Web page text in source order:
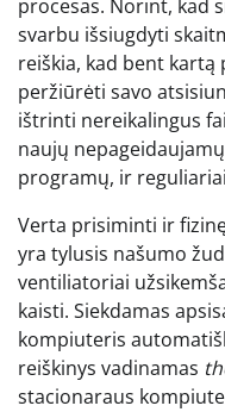
procesas. Norint, kad
svarbu išsiugdyti
reiškia, kad bent
peržiūrėti savo
ištrinti nereikalingus
naujų
programų, ir
Verta prisiminti ir
yra tylusis našumo
ventiliatoriai
kaisti. Siekdamas
kompiuteris
reiškinys vadinamas
stacionaraus